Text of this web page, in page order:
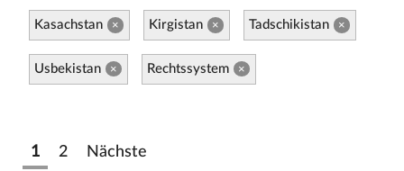
Kasachstan × Kirgistan × Tadschikistan ×
Usbekistan × Rechtssystem ×
1 2 Nächste